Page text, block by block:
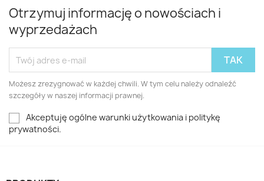
Otrzymuj informację o nowościach i
wyprzedażach
Możesz zrezygnować w każdej chwili. W tym celu należy odnaleźć
szczegóły w naszej informacji prawnej.
Akceptuję ogólne warunki użytkowania i politykę
prywatności.